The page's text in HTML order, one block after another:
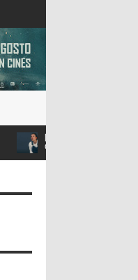
[Teatro] María Gracia
Omegna protagoniza